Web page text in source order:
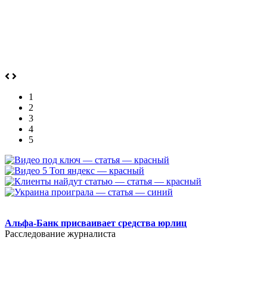
1
2
3
4
5
Альфа-Банк присваивает средства юрлиц
Расследование журналиста